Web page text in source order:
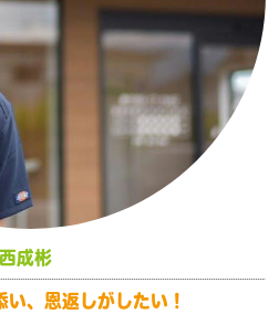
成彬
、恩返しがしたい！